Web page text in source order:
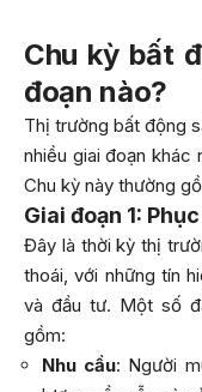
Chu kỳ bất
đoạn nào?
Thị trường bất động
nhiều giai đoạn khác
Chu kỳ này thường
Giai đoạn 1:
Đây là thời kỳ thị
thoái, với những tín
và đầu tư. Một số
gồm:
Nhu cầu: Người